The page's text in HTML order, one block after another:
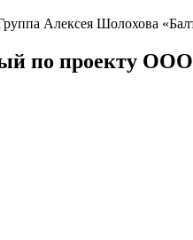
Алексея Шолохова
по проекту